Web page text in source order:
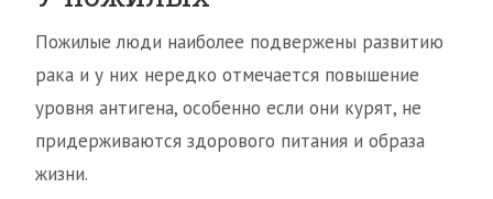
Пожилые люди наиболее подвержены развитию
рака и у них нередко отмечается повышение
уровня антигена, особенно если они курят, не
придерживаются здорового питания и образа
жизни.